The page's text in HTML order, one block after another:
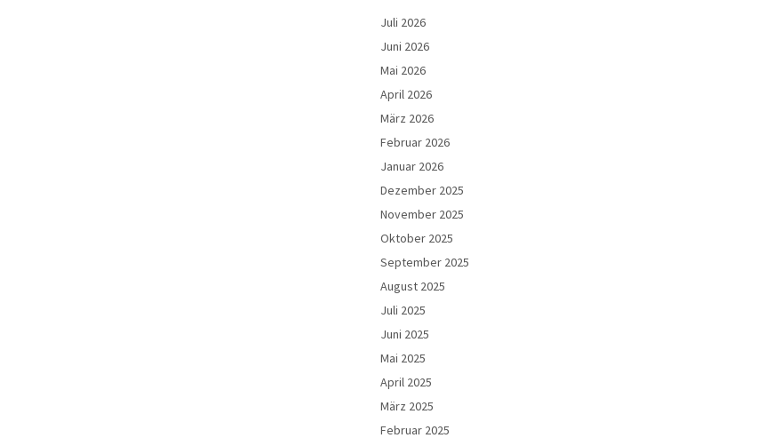
Juli 2026
Juni 2026
Mai 2026
April 2026
März 2026
Februar 2026
Januar 2026
Dezember 2025
November 2025
Oktober 2025
September 2025
August 2025
Juli 2025
Juni 2025
Mai 2025
April 2025
März 2025
Februar 2025